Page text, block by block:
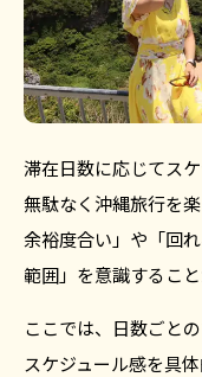
滞在日数に応じてス
無駄なく沖縄旅行を
余裕度合い」や「回
範囲」を意識すること
ここでは、日数ごと
スケジュール感を具